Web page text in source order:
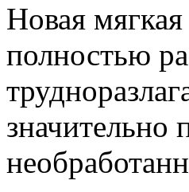
Новая
полностью
значительно